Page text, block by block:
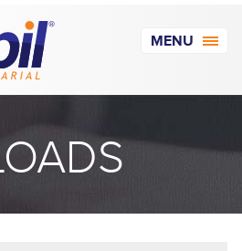
MENU